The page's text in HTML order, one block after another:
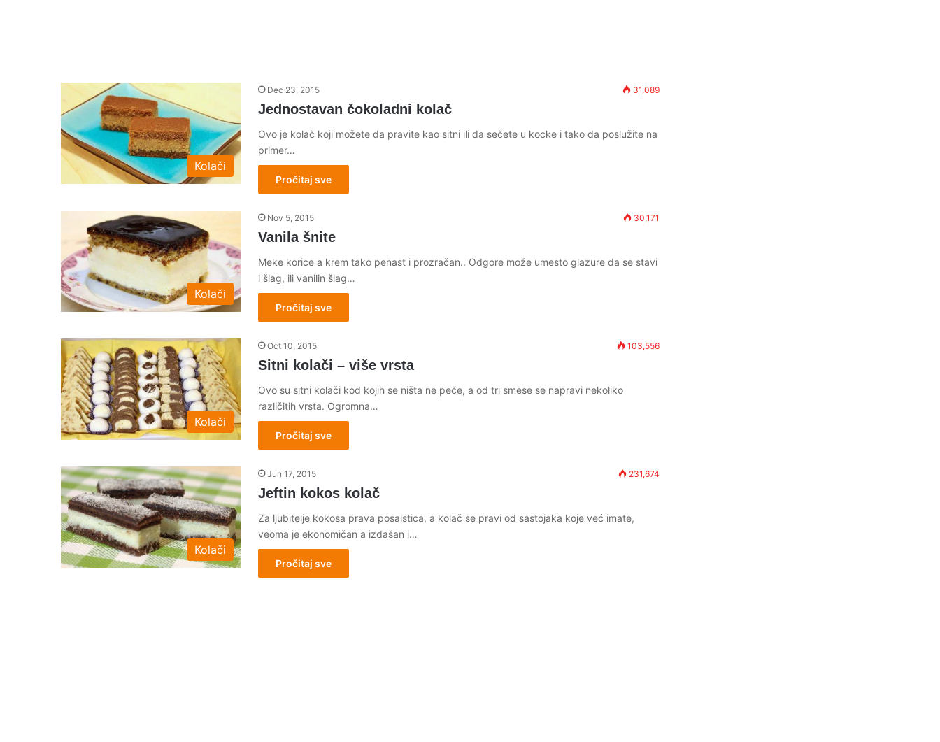
Kolači
Dec 23, 2015 31,089
Jednostavan čokoladni kolač
Ovo je kolač koji možete da pravite kao sitni ili da sečete u kocke i tako da poslužite na
primer…
Pročitaj sve
Kolači
Nov 5, 2015 30,171
Vanila šnite
Meke korice a krem tako penast i prozračan.. Odgore može umesto glazure da se stavi
i šlag, ili vanilin šlag…
Pročitaj sve
Kolači
Oct 10, 2015 103,556
Sitni kolači – više vrsta
Ovo su sitni kolači kod kojih se ništa ne peče, a od tri smese se napravi nekoliko
različitih vrsta. Ogromna…
Pročitaj sve
Kolači
Jun 17, 2015 231,674
Jeftin kokos kolač
Za ljubitelje kokosa prava posalstica, a kolač se pravi od sastojaka koje već imate,
veoma je ekonomičan a izdašan i…
Pročitaj sve